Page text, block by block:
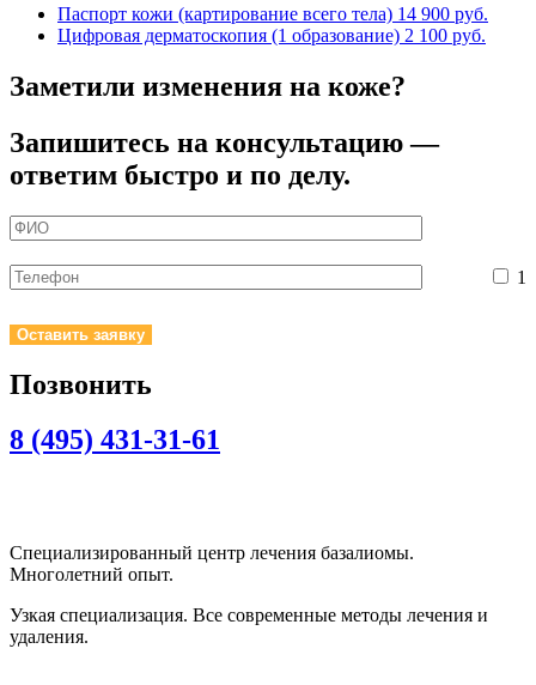
Паспорт кожи (картирование всего тела) 14 900 руб.
Цифровая дерматоскопия (1 образование) 2 100 руб.
Заметили изменения на коже?
Запишитесь на консультацию —
ответим быстро и по делу.
1
Позвонить
8 (495) 431-31-61
Специализированный центр лечения базалиомы.
Многолетний опыт.
Узкая специализация. Все современные методы лечения и
удаления.